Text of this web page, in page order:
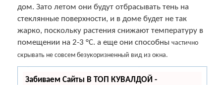
дом. Зато летом они будут отбрасывать тень на
стеклянные поверхности, и в доме будет не так
жарко, поскольку растения снижают температуру в
помещении на 2-3 °С. а еще они способны частично
скрывать не совсем безукоризненный вид из окна.
Забиваем Сайты В ТОП КУВАЛДОЙ -